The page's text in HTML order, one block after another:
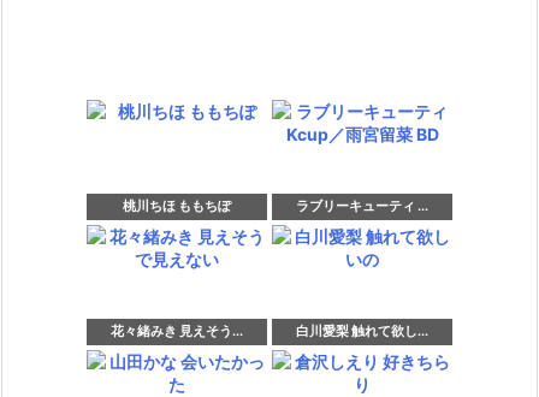
桃川ちほ ももちぽ ラブリーキューティ ...
花々緒みき 見えそう... 白川愛梨 触れて欲し...